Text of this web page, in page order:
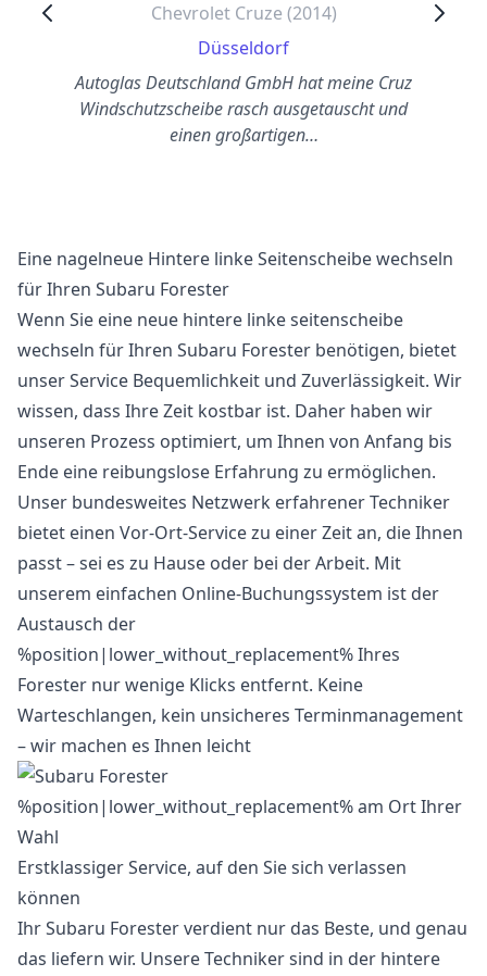
Chevrolet Cruze (2014)
Düsseldorf
Autoglas Deutschland GmbH hat meine Cruz
Windschutzscheibe rasch ausgetauscht und
einen großartigen…
Eine nagelneue Hintere linke Seitenscheibe wechseln
für Ihren Subaru Forester
Wenn Sie eine neue hintere linke seitenscheibe
wechseln für Ihren Subaru Forester benötigen, bietet
unser Service Bequemlichkeit und Zuverlässigkeit. Wir
wissen, dass Ihre Zeit kostbar ist. Daher haben wir
unseren Prozess optimiert, um Ihnen von Anfang bis
Ende eine reibungslose Erfahrung zu ermöglichen.
Unser bundesweites Netzwerk erfahrener Techniker
bietet einen Vor-Ort-Service zu einer Zeit an, die Ihnen
passt – sei es zu Hause oder bei der Arbeit. Mit
unserem einfachen Online-Buchungssystem ist der
Austausch der
%position|lower_without_replacement% Ihres
Forester nur wenige Klicks entfernt. Keine
Warteschlangen, kein unsicheres Terminmanagement
– wir machen es Ihnen leicht
Erstklassiger Service, auf den Sie sich verlassen
können
Ihr Subaru Forester verdient nur das Beste, und genau
das liefern wir. Unsere Techniker sind in der hintere